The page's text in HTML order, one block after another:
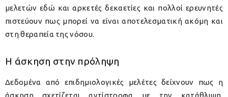
μελετών εδώ και αρκετές δεκαετίες και πολλοί ερευνητές
πιστεύουν πως μπορεί να είναι αποτελεσματική ακόμη και
στη θεραπεία της νόσου.
Η άσκηση στην πρόληψη
Δεδομένα από επιδημιολογικές μελέτες δείχνουν πως η